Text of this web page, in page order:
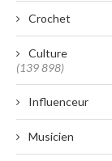
Crochet
Culture
(139 898)
Influenceur
Musicien